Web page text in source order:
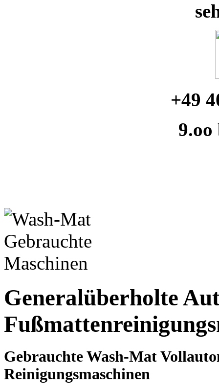
+49
9.oo
Generalüberholte
Gebrauchte Wash-Mat
Reinigungsmaschinen